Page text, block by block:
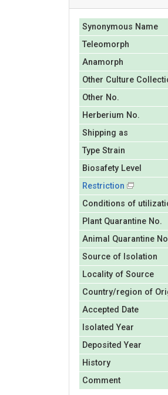
Synonymous Name
Teleomorph
Anamorph
Other Culture
Other No.
Herberium No.
Shipping as
Type Strain
Biosafety Level
Restriction
Conditions of
Plant Quarantine No.
Animal Quarantine
Source of Isolation
Locality of Source
Country/region of
Accepted Date
Isolated Year
Deposited Year
History
Comment